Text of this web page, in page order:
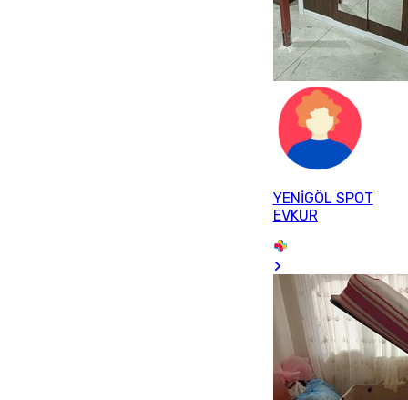
YENİGÖL SPOT
EVKUR